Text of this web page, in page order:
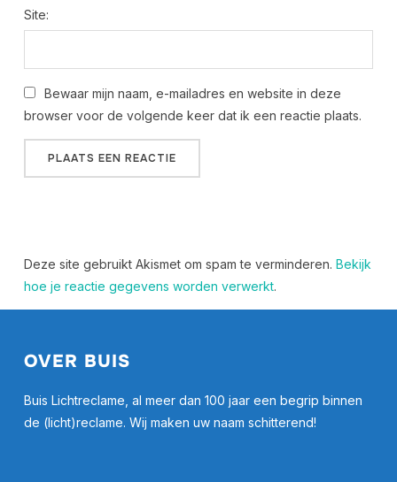
Site:
Bewaar mijn naam, e-mailadres en website in deze
browser voor de volgende keer dat ik een reactie plaats.
Deze site gebruikt Akismet om spam te verminderen. Bekijk
hoe je reactie gegevens worden verwerkt.
OVER BUIS
Buis Lichtreclame, al meer dan 100 jaar een begrip binnen
de (licht)reclame. Wij maken uw naam schitterend!